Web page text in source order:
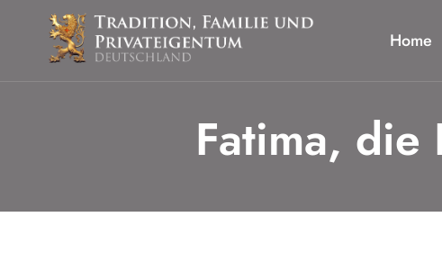
springen
Home
Fatima, die